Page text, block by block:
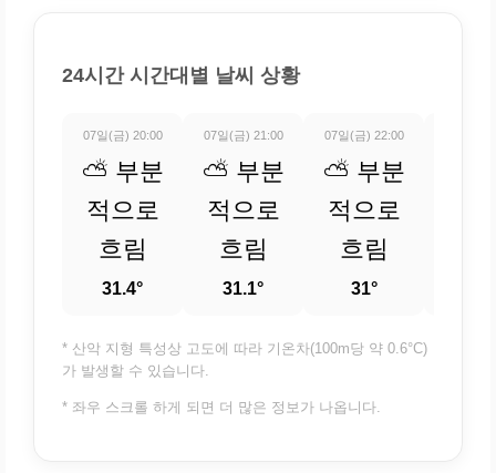
24시간 시간대별 날씨 상황
07일(금) 20:00
⛅ 부분
적으로
흐림
31.4°
07일(금) 21:00
⛅ 부분
적으로
흐림
31.1°
07일(금) 22:00
⛅ 부분
적으로
흐림
31°
* 산악 지형 특성상 고도에 따라 기온차(100m당 약 0.6°C)
가 발생할 수 있습니다.
* 좌우 스크롤 하게 되면 더 많은 정보가 나옵니다.